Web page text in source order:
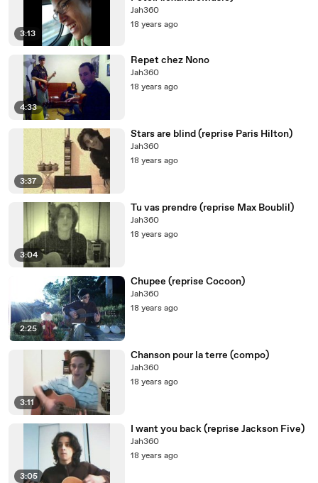
3:13
Jah360
18 years ago
4:33
Repet chez Nono
Jah360
18 years ago
3:37
Stars are blind (reprise Paris Hilton)
Jah360
18 years ago
3:04
Tu vas prendre (reprise Max Boublil)
Jah360
18 years ago
2:25
Chupee (reprise Cocoon)
Jah360
18 years ago
3:11
Chanson pour la terre (compo)
Jah360
18 years ago
3:05
I want you back (reprise Jackson Five)
Jah360
18 years ago